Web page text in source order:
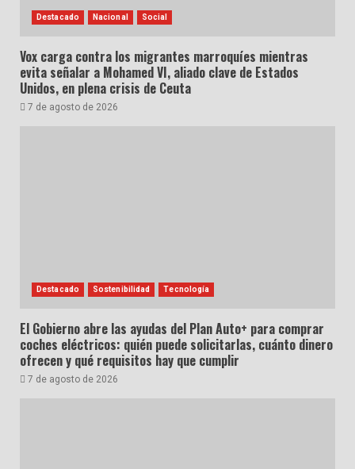
Destacado Nacional Social
Vox carga contra los migrantes marroquíes mientras
evita señalar a Mohamed VI, aliado clave de Estados
Unidos, en plena crisis de Ceuta
7 de agosto de 2026
Destacado Sostenibilidad Tecnología
El Gobierno abre las ayudas del Plan Auto+ para comprar
coches eléctricos: quién puede solicitarlas, cuánto dinero
ofrecen y qué requisitos hay que cumplir
7 de agosto de 2026